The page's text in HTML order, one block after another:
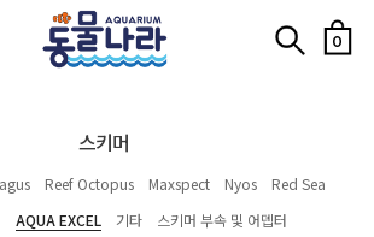
0
스키머
Reef Octopus Maxspect Nyos
Red Sea
AQUA EXCEL 기타 스키머 부속 및 어뎁터